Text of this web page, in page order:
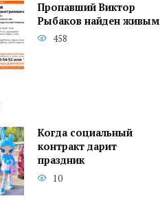
Пропавший Виктор
Рыбаков найден живым
458
Когда социальный
контракт дарит
праздник
10